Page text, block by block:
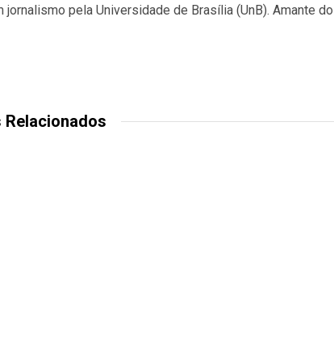
pela Universidade de Brasília (UnB). Amante
Relacionados